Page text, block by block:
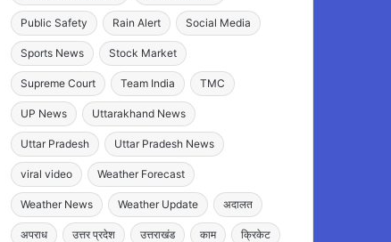
Public Safety Rain Alert Social Media
Sports News Stock Market
Supreme Court Team India TMC
UP News Uttarakhand News
Uttar Pradesh Uttar Pradesh News
viral video Weather Forecast
Weather News Weather Update अदालत
अपराध उत्तर प्रदेश उत्तराखंड काम क्रिकेट